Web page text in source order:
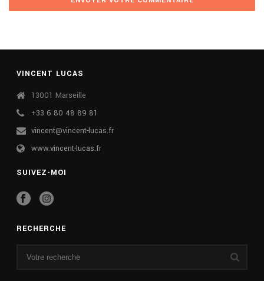
VINCENT LUCAS
13001 Marseille
+33 6 80 48 89 81
vincent@vincent-lucas.fr
www.vincent-lucas.fr
SUIVEZ-MOI
RECHERCHE